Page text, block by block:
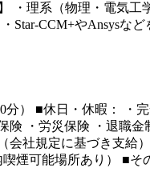
・理系（物理・電気
Star-CCM+やAnsys
） ■休日・休暇：
・労災保険 ・退職
社規定に基づき支給
煙可能場所あり） ■そ